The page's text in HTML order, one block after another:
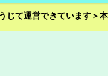
て運営できています＞